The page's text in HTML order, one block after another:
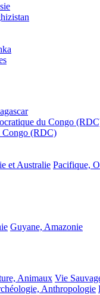
du Congo
Congo (RDC)
et Australie Pacifique,
Guyane, Amazonie
Animaux Vie
Anthropologie